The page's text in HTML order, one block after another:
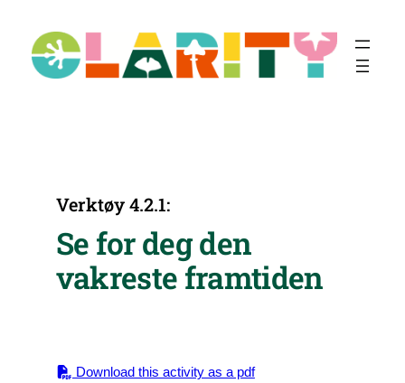
innhold
Verktøy 4.2.1:
Se for deg den
vakreste framtiden
Download this activity as a pdf